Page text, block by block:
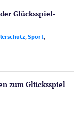
Glücksspiel-
,Sport,
zum Glücksspiel